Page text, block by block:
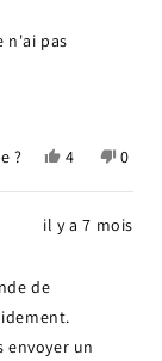
gérable à tout
résilier très
la moindre
n'ai pas
?
Oui,
avis
de
4
ont
voté
Non,
avis
de
0
ont
voté
il y a 7 mois
de
envoyer un